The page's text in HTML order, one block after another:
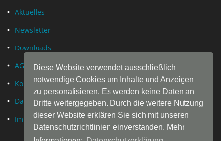
Diese Website verwendet ausschließlich
notwendige Cookies um Inhalte und Anzeigen
zu personalisieren. Es werden keine Daten an
Dritte weitergegeben. Durch die weitere Nutzung
dieser Website erklären Sie sich mit unseren
Datenschutzrichtlinien einverstanden. Mehr
Aktuelles
Newsletter
Downloads
AGB
Kontakt
Datenschutz
Impressum